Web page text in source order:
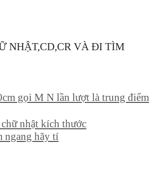
NHẬT,CD,CR VÀ ĐI TÌM
gọi M N lần lượt là trung điểm
nhật kích thước
ngang hãy tí